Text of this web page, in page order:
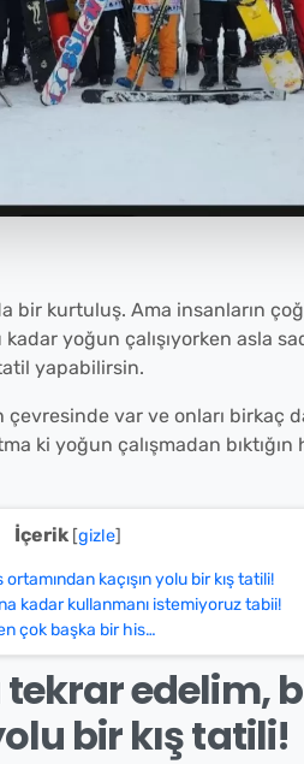
bir kurtuluş. Ama insanların
yoğun çalışıyorken asla
yapabilirsin.
var ve onları birkaç
ki yoğun çalışmadan bıktığın
İçerik [gizle]
kaçışın yolu bir kış tatili!
kadar kullanmanı istemiyoruz tabii!
çok başka bir his…
edelim,
bir kış tatili!